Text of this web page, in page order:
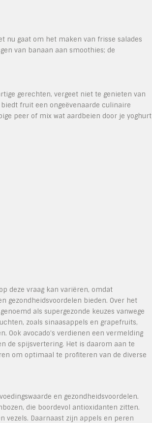
nu gaat om het maken van frisse salades
van banaan aan smoothies; de
gerechten, vergeet niet te genieten van
fruit een ongeëvenaarde culinaire
peer of mix wat aardbeien door je yoghurt
deze vraag kan variëren, omdat
gezondheidsvoordelen bieden. Over het
als supergezonde keuzes vanwege
zoals sinaasappels en grapefruits,
Ook avocado’s verdienen een vermelding
de spijsvertering. Het is daarom aan te
om optimaal te profiteren van de diverse
en gezondheidsvoordelen.
die boordevol antioxidanten zitten.
vezels. Daarnaast zijn appels en peren